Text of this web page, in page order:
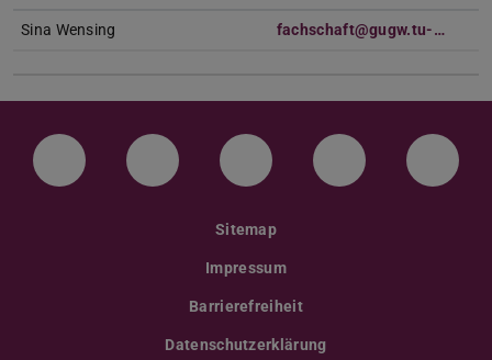
Sina Wensing fachschaft@gugw.tu-…
LinkedIn-Seite der TU Darmstadt
Instagram-Kanal der TU
Bluesky-Kanal der TU
Facebook-
Sitemap
Impressum
Barrierefreiheit
Datenschutzerklärung